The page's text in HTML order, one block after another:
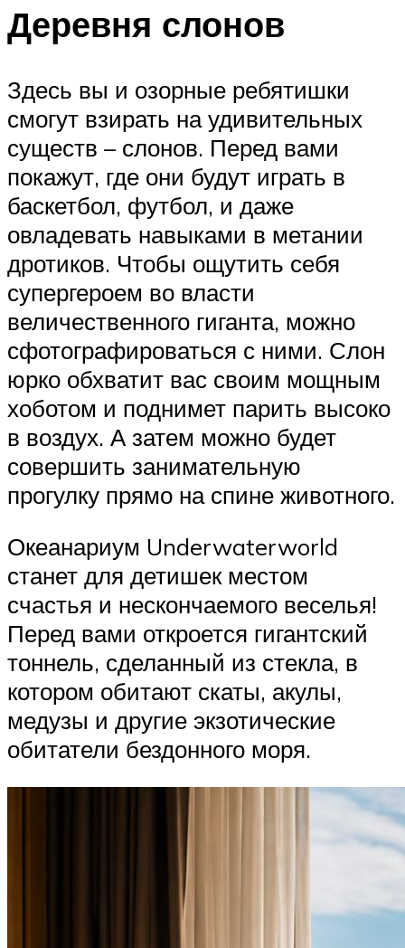
Деревня слонов
Здесь вы и озорные ребятишки
смогут взирать на удивительных
существ – слонов. Перед вами
покажут, где они будут играть в
баскетбол, футбол, и даже
овладевать навыками в метании
дротиков. Чтобы ощутить себя
супергероем во власти
величественного гиганта, можно
сфотографироваться с ними. Слон
юрко обхватит вас своим мощным
хоботом и поднимет парить высоко
в воздух. А затем можно будет
совершить занимательную
прогулку прямо на спине животного.
Океанариум Underwaterworld
станет для детишек местом
счастья и нескончаемого веселья!
Перед вами откроется гигантский
тоннель, сделанный из стекла, в
котором обитают скаты, акулы,
медузы и другие экзотические
обитатели бездонного моря.